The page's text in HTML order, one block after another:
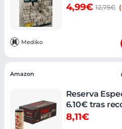
4,99€ 12,75€
Mediko
Amazon
Reserva
6.10€ tras
8,11€